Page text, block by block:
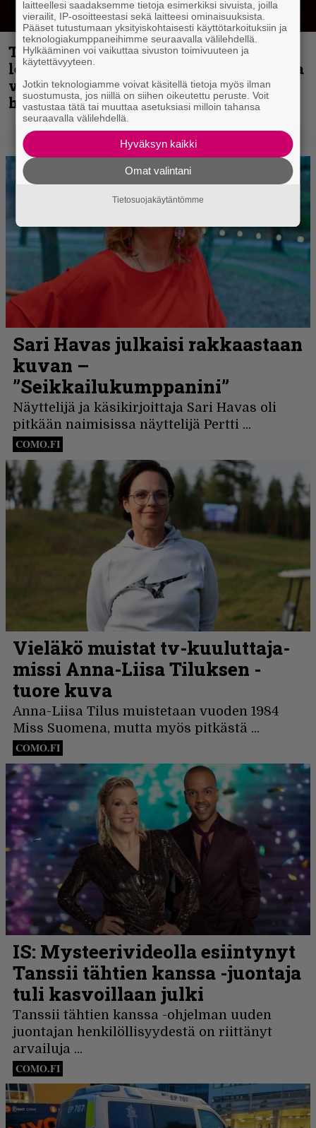
Thrash ’n’ roll -yhtye Madred ryydittää
levyjulkaisua keikkareissulla kuvatulla
videolla – ”Oltiin pakussa kusihädässä
helvetin väsyneenä…”
laitteellesi saadaksemme tietoja esimerkiksi sivuista, joilla
vierailit, IP-osoitteestasi sekä laitteesi ominaisuuksista.
Pääset tutustumaan yksityiskohtaisesti käyttötarkoituksiin ja
teknologiakumppaneihimme seuraavalla välilehdellä.
Hylkääminen voi vaikuttaa sivuston toimivuuteen ja
käytettävyyteen.
Jotkin teknologiamme voivat käsitellä tietoja myös ilman
suostumusta, jos niillä on siihen oikeutettu peruste. Voit
vastustaa tätä tai muuttaa asetuksiasi milloin tahansa
seuraavalla välilehdellä.
Hyväksyn kaikki
Omat valintani
Tietosuojakäytäntömme